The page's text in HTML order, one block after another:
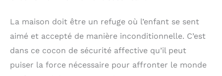
La maison doit être un refuge où l’enfant se sent
aimé et accepté de manière inconditionnelle. C’est
dans ce cocon de sécurité affective qu’il peut
puiser la force nécessaire pour affronter le monde